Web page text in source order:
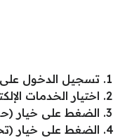
تسجيل الدخول
اختيار الخدمات
الضغط على خيار
الضغط على خيار